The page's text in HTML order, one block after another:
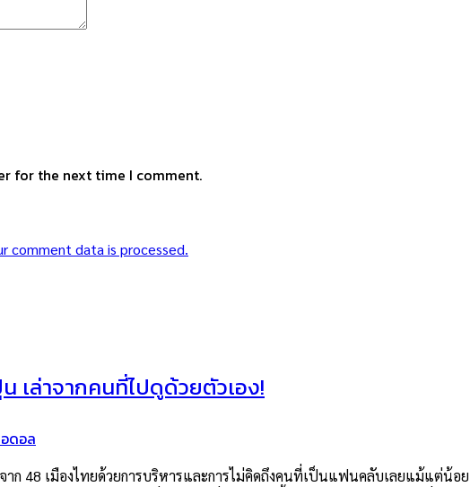
for the next time I comment.
comment data is processed.
เล่าจากคนที่ไปดูด้วยตัวเอง!
ดอล
ก 48 เมืองไทยด้วยการบริหารและการไม่คิดถึงคนที่เป็นแฟนคลับเลยแม้แต่น้อ